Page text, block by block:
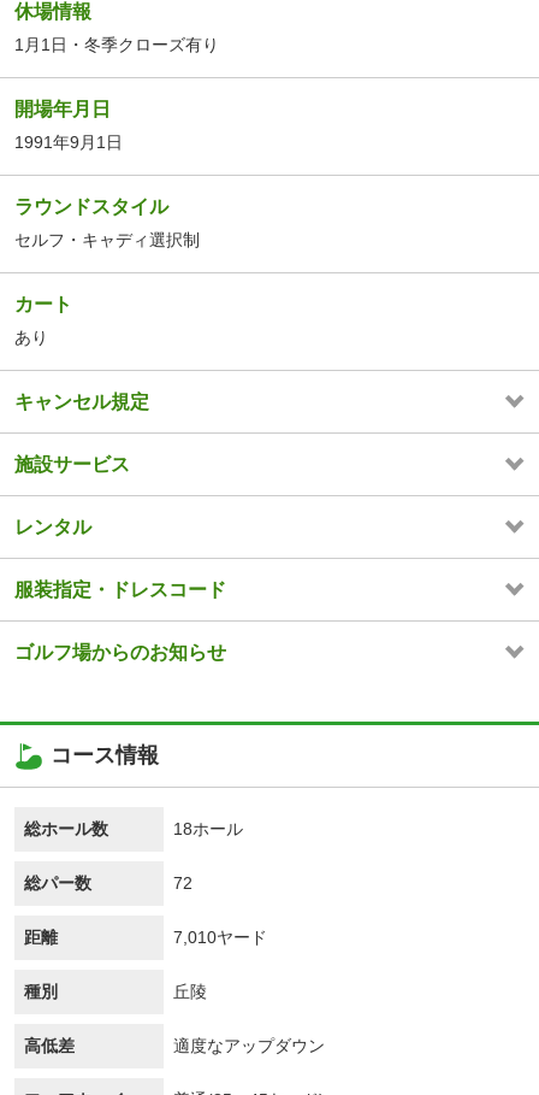
休場情報
1月1日・冬季クローズ有り
開場年月日
1991年9月1日
ラウンドスタイル
セルフ・キャディ選択制
カート
あり
キャンセル規定
施設サービス
レンタル
服装指定・ドレスコード
ゴルフ場からのお知らせ
コース情報
総ホール数 18ホール
総パー数 72
距離 7,010ヤード
種別 丘陵
高低差 適度なアップダウン